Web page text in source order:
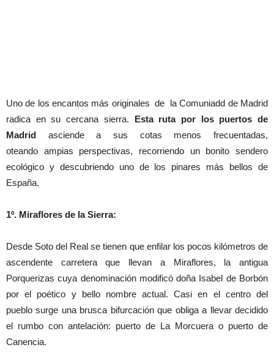
Uno de los encantos más originales de la Comuniadd de Madrid
radica en su cercana sierra. Esta ruta por los puertos de
Madrid asciende a sus cotas menos frecuentadas,
oteando ampias perspectivas, recorriendo un bonito sendero
ecológico y descubriendo uno de los pinares más bellos de
España.
1º. Miraflores de la Sierra:
Desde Soto del Real se tienen que enfilar los pocos kilómetros de
ascendente carretera que llevan a Miraflores, la antigua
Porquerizas cuya denominación modificó doña Isabel de Borbón
por el poético y bello nombre actual. Casi en el centro del
pueblo surge una brusca bifurcación que obliga a llevar decidido
el rumbo con antelación: puerto de La Morcuera o puerto de
Canencia.